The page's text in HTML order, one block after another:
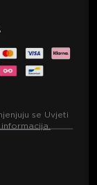
se Uvjeti